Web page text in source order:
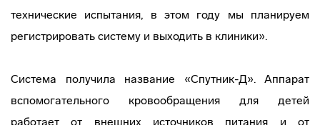
технические испытания, в этом году мы планируем
регистрировать систему и выходить в клиники».
Система получила название «Спутник-Д». Аппарат
вспомогательного кровообращения для детей
работает от внешних источников питания и от